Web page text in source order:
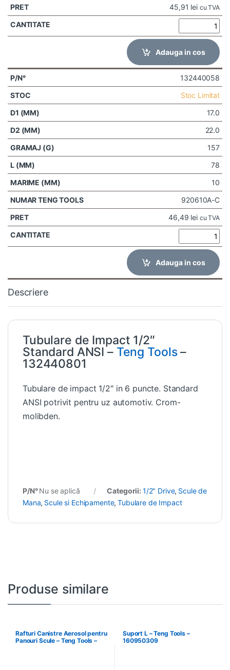
45,91 lei cu TVA
Adauga in cos
132440058
Stoc Limitat
17.0
22.0
157
78
10
920610A-C
46,49 lei cu TVA
Adauga in cos
Descriere
Tubulare de Impact 1/2″
Standard ANSI – Teng Tools–
132440801
Tubulare de impact 1/2″ in 6 puncte. Standard
ANSI potrivit pentru uz automotiv. Crom-
molibden.
P/N°Nu se aplică Categorii: 1/2" Drive, Scule de
Mana, Scule si Echipamente,Tubulare de Impact
Produse similare
Rafturi Canistre Aerosol pentru
Panouri Scule – Teng Tools –
Suport L – Teng Tools –
160950309